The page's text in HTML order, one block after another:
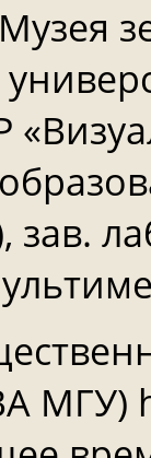
зав.
МГУ)